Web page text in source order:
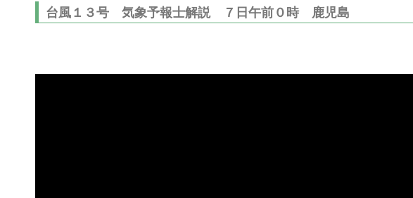
台風１３号 気象予報士解説 ７日午前０時 鹿児島